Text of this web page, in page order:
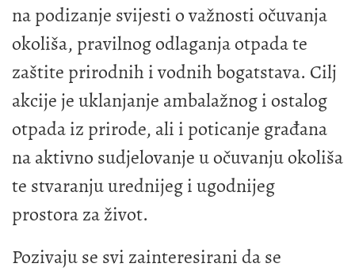
na podizanje svijesti o važnosti očuvanja
okoliša, pravilnog odlaganja otpada te
zaštite prirodnih i vodnih bogatstava. Cilj
akcije je uklanjanje ambalažnog i ostalog
otpada iz prirode, ali i poticanje građana
na aktivno sudjelovanje u očuvanju okoliša
te stvaranju urednijeg i ugodnijeg
prostora za život.
Pozivaju se svi zainteresirani da se